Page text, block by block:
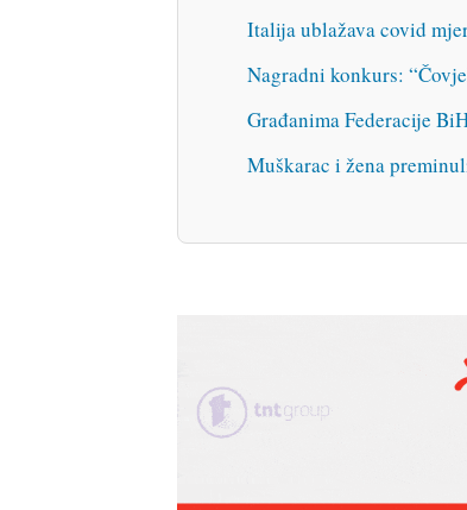
Italija ublažava covid
Nagradni konkurs:
Građanima Federacije
Muškarac i žena